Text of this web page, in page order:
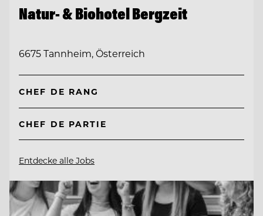
Natur- & Biohotel Bergzeit
6675 Tannheim, Österreich
CHEF DE RANG
CHEF DE PARTIE
Entdecke alle Jobs